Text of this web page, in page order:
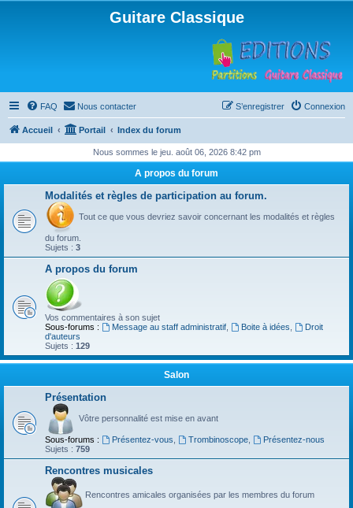
Guitare Classique
FAQ Nous contacter Connexion
S’enregistrer
Accueil Portail Index du forum
Nous sommes le jeu. août 06, 2026 8:42 pm
A propos du forum
Modalités et règles de participation au forum.
Tout ce que vous devriez savoir concernant les modalités et règles
du forum.
Sujets : 3
A propos du forum
Vos commentaires à son sujet
Sous-forums :
Message au staff administratif, Boite à idées
Droit
d'auteurs
Sujets : 129
Salon
Présentation
Vôtre personnalité est mise en avant
Sous-forums : Présentez-vous Trombinoscope,
Présentez-nous
Sujets : 759
Rencontres musicales
Rencontres amicales organisées par les membres du forum